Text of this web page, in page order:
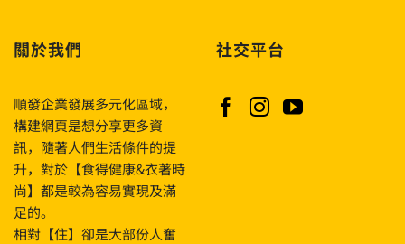
關於我們
順發企業發展多元化區域，
構建網頁是想分享更多資
訊，隨著人們生活條件的提
升，對於【食得健康&衣著時
尚】都是較為容易實現及滿
足的。
相對【住】卻是大部份人奮
社交平台